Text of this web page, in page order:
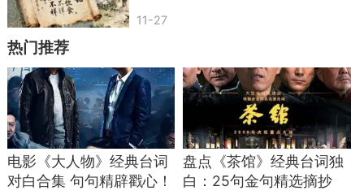
11-27
热门推荐
电影《大人物》经典台词
对白合集 句句精辟戳心！
盘点《茶馆》经典台词独
白：25句金句精选摘抄